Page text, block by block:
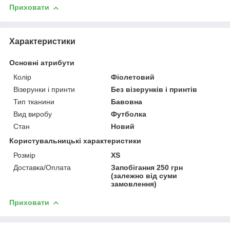
Приховати
Характеристики
Основні атрибути
Колір
Фіолетовий
Візерунки і принти
Без візерунків і принтів
Тип тканини
Бавовна
Вид виробу
Футболка
Стан
Новий
Користувальницькі характеристики
Розмір
XS
Доставка/Оплата
Запобігання 250 грн
(залежно від суми
замовлення)
Приховати